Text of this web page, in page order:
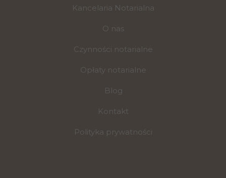
Kancelaria Notarialna
O nas
Czynności notarialne
Opłaty notarialne
Blog
Kontakt
Polityka prywatności